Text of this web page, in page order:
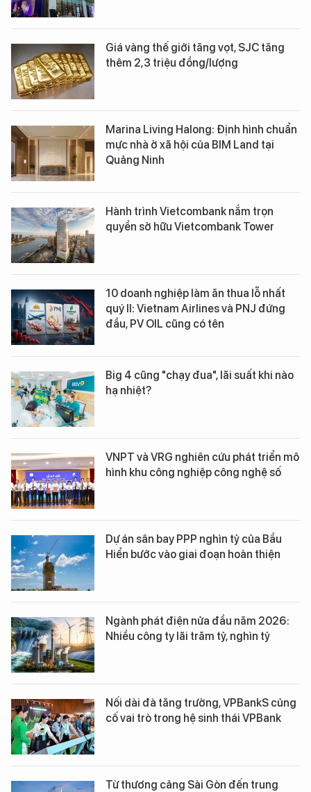
Giá vàng thế giới tăng vọt, SJC tăng
thêm 2,3 triệu đồng/lượng
Marina Living Halong: Định hình chuẩn
mực nhà ở xã hội của BIM Land tại
Quảng Ninh
Hành trình Vietcombank nắm trọn
quyền sở hữu Vietcombank Tower
10 doanh nghiệp làm ăn thua lỗ nhất
quý II: Vietnam Airlines và PNJ đứng
đầu, PV OIL cũng có tên
Big 4 cũng "chạy đua", lãi suất khi nào
hạ nhiệt?
VNPT và VRG nghiên cứu phát triển mô
hình khu công nghiệp công nghệ số
Dự án sân bay PPP nghìn tỷ của Bầu
Hiển bước vào giai đoạn hoàn thiện
Ngành phát điện nửa đầu năm 2026:
Nhiều công ty lãi trăm tỷ, nghìn tỷ
Nối dài đà tăng trưởng, VPBankS củng
cố vai trò trong hệ sinh thái VPBank
Từ thương cảng Sài Gòn đến trung